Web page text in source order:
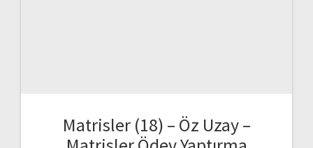
Matrisler (18) – Öz Uzay –